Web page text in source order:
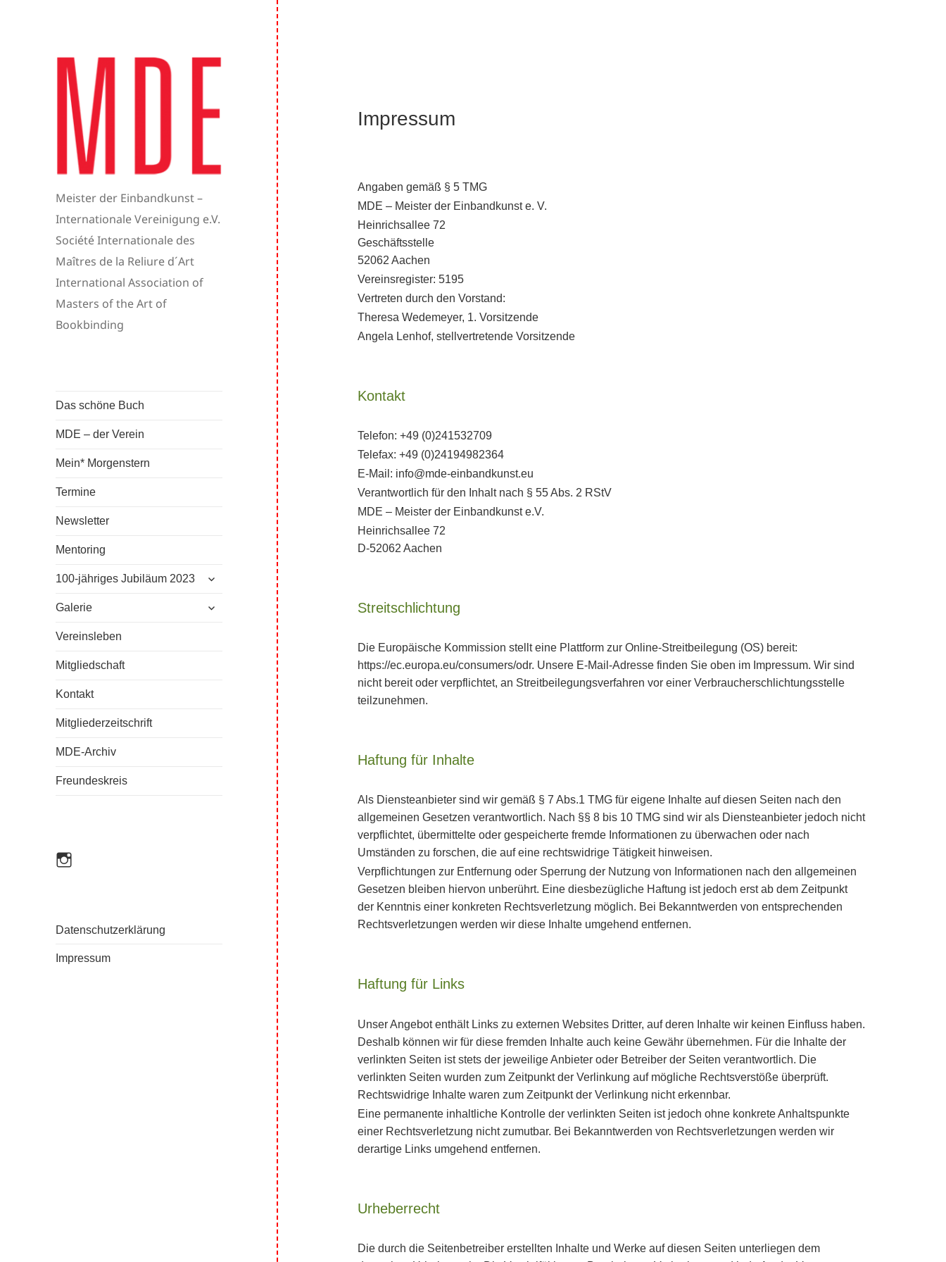
Meister der Einbandkunst –
Internationale Vereinigung e.V.
Société Internationale des
Maîtres de la Reliure d´Art
International Association of
Masters of the Art of
Bookbinding
Das schöne Buch
MDE – der Verein
Mein* Morgenstern
Termine
Newsletter
Mentoring
100-jähriges Jubiläum 2023
untermenü
Galerie
untermenü
Vereinsleben
Mitgliedschaft
Kontakt
Mitgliederzeitschrift
MDE-Archiv
Freundeskreis
mde_einbandkunst
Datenschutzerklärung
Impressum
Impressum
Angaben gemäß § 5 TMG
MDE – Meister der Einbandkunst e. V.
Heinrichsallee 72
Geschäftsstelle
52062 Aachen
Vereinsregister: 5195
Vertreten durch den Vorstand:
Theresa Wedemeyer, 1. Vorsitzende
Angela Lenhof, stellvertretende Vorsitzende
Kontakt
Telefon: +49 (0)241532709
Telefax: +49 (0)24194982364
E-Mail: info@mde-einbandkunst.eu
Verantwortlich für den Inhalt nach § 55 Abs. 2 RStV
MDE – Meister der Einbandkunst e.V.
Heinrichsallee 72
D-52062 Aachen
Streitschlichtung
Die Europäische Kommission stellt eine Plattform zur Online-Streitbeilegung (OS) bereit:
https://ec.europa.eu/consumers/odr. Unsere E-Mail-Adresse finden Sie oben im Impressum. Wir sind
nicht bereit oder verpflichtet, an Streitbeilegungsverfahren vor einer Verbraucherschlichtungsstelle
teilzunehmen.
Haftung für Inhalte
Als Diensteanbieter sind wir gemäß § 7 Abs.1 TMG für eigene Inhalte auf diesen Seiten nach den
allgemeinen Gesetzen verantwortlich. Nach §§ 8 bis 10 TMG sind wir als Diensteanbieter jedoch nicht
verpflichtet, übermittelte oder gespeicherte fremde Informationen zu überwachen oder nach
Umständen zu forschen, die auf eine rechtswidrige Tätigkeit hinweisen.
Verpflichtungen zur Entfernung oder Sperrung der Nutzung von Informationen nach den allgemeinen
Gesetzen bleiben hiervon unberührt. Eine diesbezügliche Haftung ist jedoch erst ab dem Zeitpunkt
der Kenntnis einer konkreten Rechtsverletzung möglich. Bei Bekanntwerden von entsprechenden
Rechtsverletzungen werden wir diese Inhalte umgehend entfernen.
Haftung für Links
Unser Angebot enthält Links zu externen Websites Dritter, auf deren Inhalte wir keinen Einfluss haben.
Deshalb können wir für diese fremden Inhalte auch keine Gewähr übernehmen. Für die Inhalte der
verlinkten Seiten ist stets der jeweilige Anbieter oder Betreiber der Seiten verantwortlich. Die
verlinkten Seiten wurden zum Zeitpunkt der Verlinkung auf mögliche Rechtsverstöße überprüft.
Rechtswidrige Inhalte waren zum Zeitpunkt der Verlinkung nicht erkennbar.
Eine permanente inhaltliche Kontrolle der verlinkten Seiten ist jedoch ohne konkrete Anhaltspunkte
einer Rechtsverletzung nicht zumutbar. Bei Bekanntwerden von Rechtsverletzungen werden wir
derartige Links umgehend entfernen.
Urheberrecht
Die durch die Seitenbetreiber erstellten Inhalte und Werke auf diesen Seiten unterliegen dem